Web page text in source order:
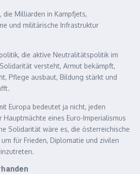
die Milliarden in Kampfjets,
und militärische Infrastruktur
die aktive Neutralitätspolitik im
versteht, Armut bekämpft,
Pflege ausbaut, Bildung stärkt und
Europa bedeutet ja nicht, jeden
eines Euro-Imperialismus
Solidarität wäre es, die österreichische
für Frieden, Diplomatie und zivilen